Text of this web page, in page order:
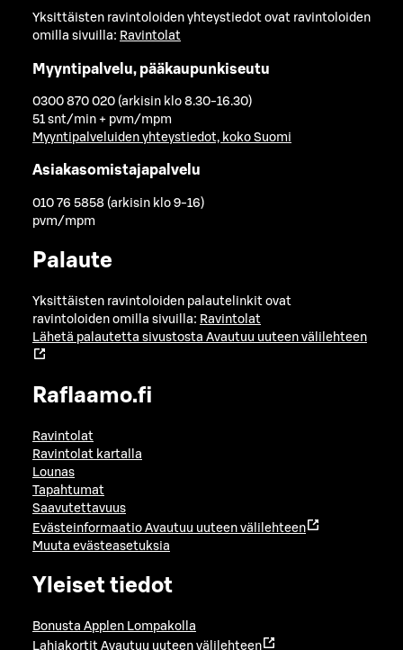
Yksittäisten ravintoloiden yhteystiedot ovat ravintoloiden
omilla sivuilla: Ravintolat
Myyntipalvelu, pääkaupunkiseutu
0300 870 020 (arkisin klo 8.30-16.30)
51 snt/min + pvm/mpm
Myyntipalveluiden yhteystiedot, koko Suomi
Asiakasomistajapalvelu
010 76 5858 (arkisin klo 9-16)
pvm/mpm
Palaute
Yksittäisten ravintoloiden palautelinkit ovat
ravintoloiden omilla sivuilla: Ravintolat
Lähetä palautetta sivustosta Avautuu uuteen välilehteen
Raflaamo.fi
Ravintolat
Ravintolat kartalla
Lounas
Tapahtumat
Saavutettavuus
Evästeinformaatio Avautuu uuteen välilehteen
Muuta evästeasetuksia
Yleiset tiedot
Bonusta Applen Lompakolla
Lahjakortit Avautuu uuteen välilehteen